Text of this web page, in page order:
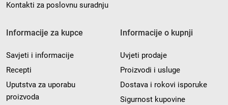
Kontakti za poslovnu suradnju
Informacije za kupce
Savjeti i informacije
Recepti
Uputstva za uporabu
proizvoda
Informacije o kupnji
Uvjeti prodaje
Proizvodi i usluge
Dostava i rokovi isporuke
Sigurnost kupovine